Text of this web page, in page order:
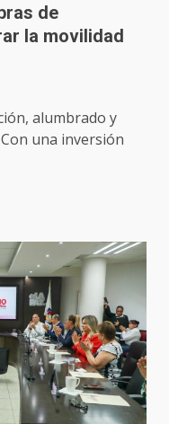
de
la movilidad
alumbrado y
una inversión